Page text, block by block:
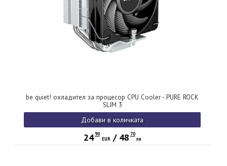
be quiet! охладител за процесор CPU Cooler - PURE ROCK
SLIM 3
Добави в количката
24 90
EUR/ 48 70
лв